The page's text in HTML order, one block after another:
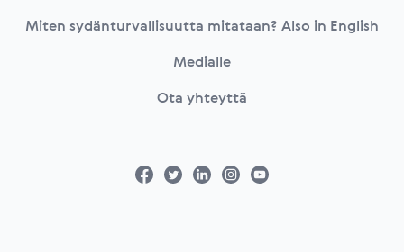
Miten sydänturvallisuutta mitataan? Also in English
Medialle
Ota yhteyttä